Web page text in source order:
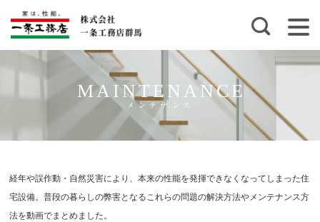
MAINTENANCE
メンテナンス
経年や誤作動・自然災害により、本来の性能を発揮できなくなってしまった住
宅設備。普段の暮らしの弊害となるこれらの問題の解決方法やメンテナンス方
法を動画でまとめました。